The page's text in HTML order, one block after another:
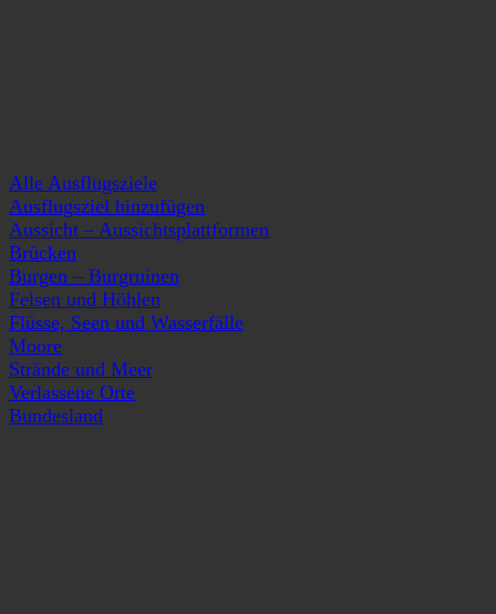
Alle Ausflugsziele
Ausflugsziel hinzufügen
Aussicht – Aussichtsplattformen
Brücken
Burgen – Burgruinen
Felsen und Höhlen
Flüsse, Seen und Wasserfälle
Moore
Strände und Meer
Verlassene Orte
Bundesland